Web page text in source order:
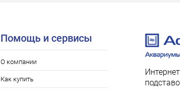
Помощь и сервисы
О компании
Как купить